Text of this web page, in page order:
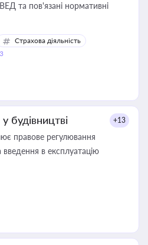
та пов'язані нормативні
Страхова діяльність
будівництві +13
правове регулювання
введення в експлуатацію